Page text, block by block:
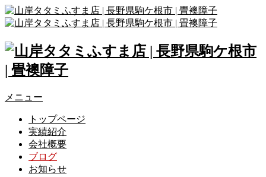
メニュー
トップページ
実績紹介
会社概要
ブログ
お知らせ